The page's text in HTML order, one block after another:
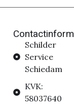
Schilder
Service
Schiedam
KVK:
58037640